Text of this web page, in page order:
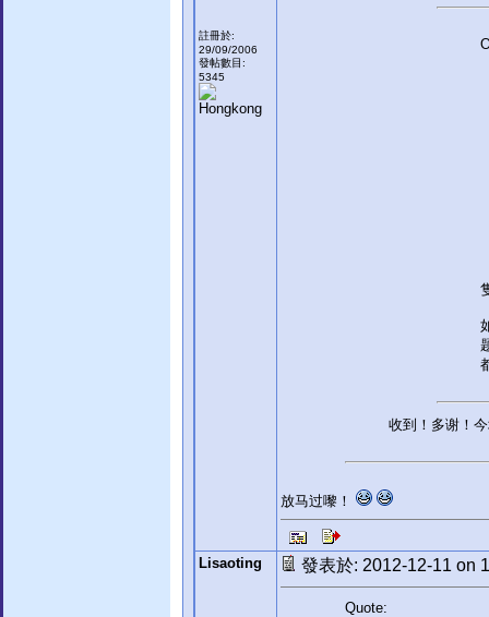
註冊於:
29/09/2006
發帖數目:
5345
收到！多谢！
放马过嚟！
Lisaoting 發表於: 2012-12-11 on
Quote: